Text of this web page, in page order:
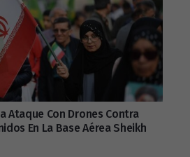
Ataque Con Drones Contra
En La Base Aérea Sheikh